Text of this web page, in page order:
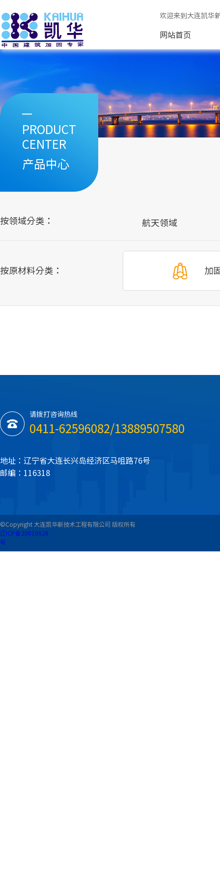
欢迎来到大连凯华
网站首页
PRODUCT
CENTER
产品中心
按领域分类： 航天领域
按原材料分类： 加
请拨打咨询热线
0411-62596082/13889507580
地址：辽宁省大连长兴岛经济区马咀路76号
邮编：116318
©Copyright 大连凯华新技术工程有限公司 版权所有
辽ICP备20010628
号